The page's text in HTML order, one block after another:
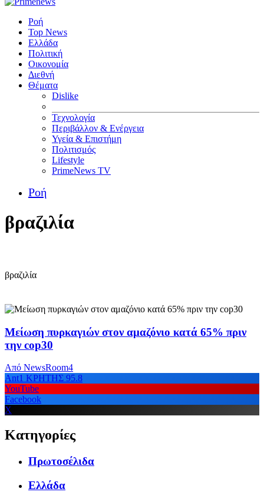
Ροή
Top News
Ελλάδα
Πολιτική
Οικονομία
Διεθνή
Θέματα
Dislike
Τεχνολογία
Περιβάλλον & Ενέργεια
Υγεία & Επιστήμη
Πολιτισμός
Lifestyle
PrimeNews TV
Ροή
βραζιλία
βραζιλία
Μείωση πυρκαγιών στον αμαζόνιο κατά 65% πριν
την cop30
Από NewsRoom4
Ant1 ΚΡΗΤΗΣ 95.8
YouTube
Facebook
X
Κατηγορίες
Πρωτοσέλιδα
Ελλάδα